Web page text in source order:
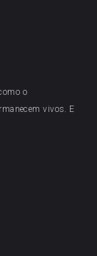
o
vivos. E